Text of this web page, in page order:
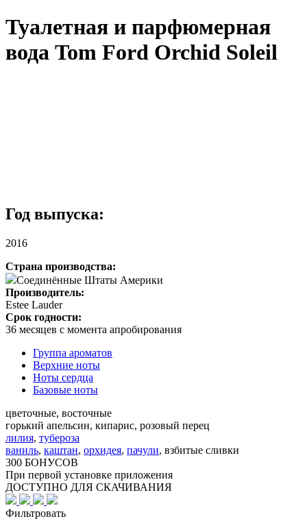
Туалетная и парфюмерная
вода Tom Ford Orchid Soleil
Год выпуска:
2016
Страна производства:
Соединённые Штаты Америки
Производитель:
Estee Lauder
Срок годности:
36 месяцев с момента апробирования
Группа ароматов
Верхние ноты
Ноты сердца
Базовые ноты
цветочные, восточные
горький апельсин, кипарис, розовый перец
лилия, тубероза
ваниль, каштан, орхидея, пачули, взбитые сливки
300 БОНУСОВ
При первой установке приложения
ДОСТУПНО ДЛЯ СКАЧИВАНИЯ
Фильтровать